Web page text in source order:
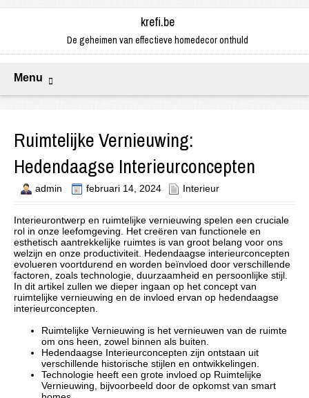
krefi.be
De geheimen van effectieve homedecor onthuld
Menu
Ruimtelijke Vernieuwing:
Hedendaagse Interieurconcepten
admin februari 14, 2024 Interieur
Interieurontwerp en ruimtelijke vernieuwing spelen een cruciale
rol in onze leefomgeving. Het creëren van functionele en
esthetisch aantrekkelijke ruimtes is van groot belang voor ons
welzijn en onze productiviteit. Hedendaagse interieurconcepten
evolueren voortdurend en worden beïnvloed door verschillende
factoren, zoals technologie, duurzaamheid en persoonlijke stijl.
In dit artikel zullen we dieper ingaan op het concept van
ruimtelijke vernieuwing en de invloed ervan op hedendaagse
interieurconcepten.
Ruimtelijke Vernieuwing is het vernieuwen van de ruimte
om ons heen, zowel binnen als buiten.
Hedendaagse Interieurconcepten zijn ontstaan uit
verschillende historische stijlen en ontwikkelingen.
Technologie heeft een grote invloed op Ruimtelijke
Vernieuwing, bijvoorbeeld door de opkomst van smart